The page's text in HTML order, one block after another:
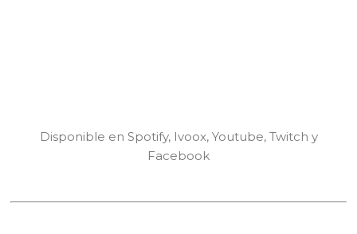
Disponible en Spotify, Ivoox, Youtube, Twitch y
Facebook